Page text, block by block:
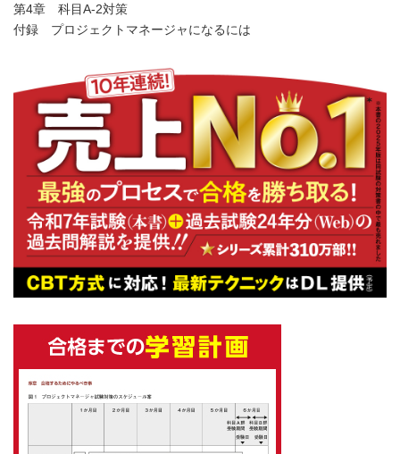
第4章 科目A-2対策
付録 プロジェクトマネージャになるには